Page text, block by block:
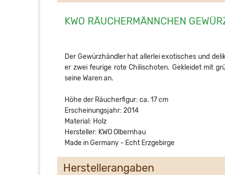
KWO RÄUCHERMÄNNCHEN
Der Gewürzhändler hat allerlei exotisches und
er zwei feurige rote Chilischoten. Gekleidet mit
seine Waren an.
Höhe der Räucherfigur: ca. 17 cm
Erscheinungsjahr: 2014
Material: Holz
Hersteller: KWO Olbernhau
Made in Germany - Echt Erzgebirge
Herstellerangaben